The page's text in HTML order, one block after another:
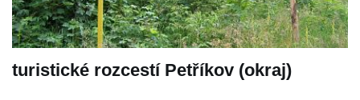
turistické rozcestí Petříkov (okraj)